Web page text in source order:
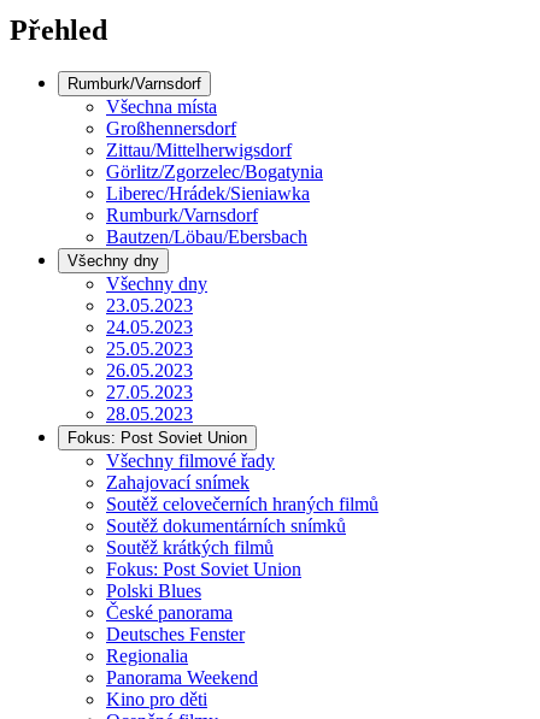
Přehled
Rumburk/Varnsdorf
Všechna místa
Großhennersdorf
Zittau/Mittelherwigsdorf
Görlitz/Zgorzelec/Bogatynia
Liberec/Hrádek/Sieniawka
Rumburk/Varnsdorf
Bautzen/Löbau/Ebersbach
Všechny dny
Všechny dny
23.05.2023
24.05.2023
25.05.2023
26.05.2023
27.05.2023
28.05.2023
Fokus: Post Soviet Union
Všechny filmové řady
Zahajovací snímek
Soutěž celovečerních hraných filmů
Soutěž dokumentárních snímků
Soutěž krátkých filmů
Fokus: Post Soviet Union
Polski Blues
České panorama
Deutsches Fenster
Regionalia
Panorama Weekend
Kino pro děti